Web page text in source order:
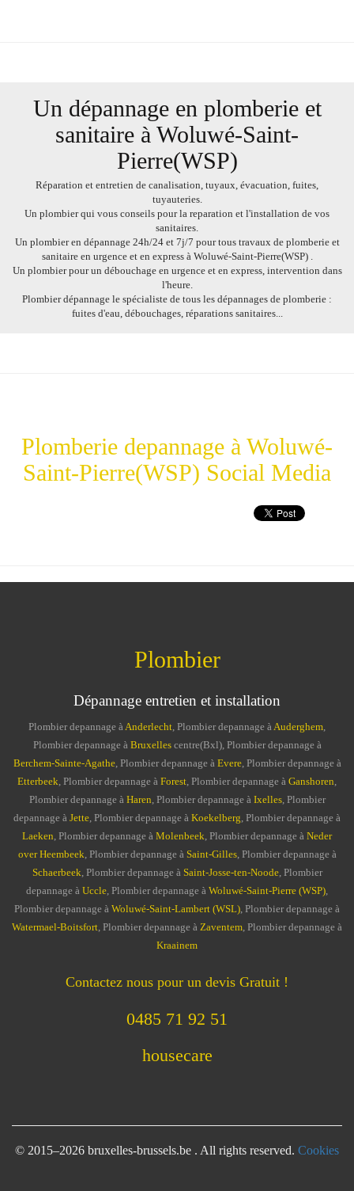
Un dépannage en plomberie et
sanitaire à Woluwé-Saint-
Pierre(WSP)
Réparation et entretien de canalisation, tuyaux, évacuation, fuites,
tuyauteries.
Un plombierqui vous conseils pour la reparation et l'installation de vos
sanitaires.
Un plombieren dépannage 24h/24et 7j/7 pour tous travauxde plomberieet
sanitaireen urgenceet en expressà Woluwé-Saint-Pierre(WSP) .
Un plombierpour un débouchageen urgenceet en express, intervention dans
l'heure.
Plombier dépannage le spécialiste de tous les dépannages de plomberie :
fuites d'eau, débouchages, réparations sanitaires...
Plomberie depannage à Woluwé-
Saint-Pierre(WSP) Social Media
Plombier
Dépannage entretien et installation
Plombier depannage à Anderlecht , Plombier depannage à Auderghem
Plombier depannage à Bruxellescentre(Bxl), Plombier depannage à
Berchem-Sainte-Agathe, Plombier depannage à Evere, Plombier depannage à
Etterbeek , Plombier depannage à Forest , Plombier depannage à Ganshoren
Plombier depannage à Haren , Plombier depannage à Ixelles, Plombier
depannage à Jette , Plombier depannage à Koekelberg , Plombier depannage à
Laeken , Plombier depannage à Molenbeek , Plombier depannage à Neder
over Heembeek , Plombier depannage à Saint-Gilles, Plombier depannage à
Schaerbeek , Plombier depannage à Saint-Josse-ten-Noode, Plombier
depannage à Uccle , Plombier depannage à Woluwé-Saint-Pierre (WSP)
Plombier depannage à Woluwé-Saint-Lambert (WSL) , Plombier depannage à
Watermael-Boitsfort , Plombier depannage à Zaventem , Plombier depannage à
Kraainem
Contactez nous pour un devis Gratuit !
0485 71 92 51
housecare
© 2015–2026 bruxelles-brussels.be . All rights reserved. Cookies